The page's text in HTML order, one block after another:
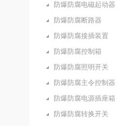
防爆防腐电磁起动器
防爆防腐断路器
防爆防腐接插装置
防爆防腐控制箱
防爆防腐照明开关
防爆防腐主令控制器
防爆防腐电源插座箱
防爆防腐转换开关